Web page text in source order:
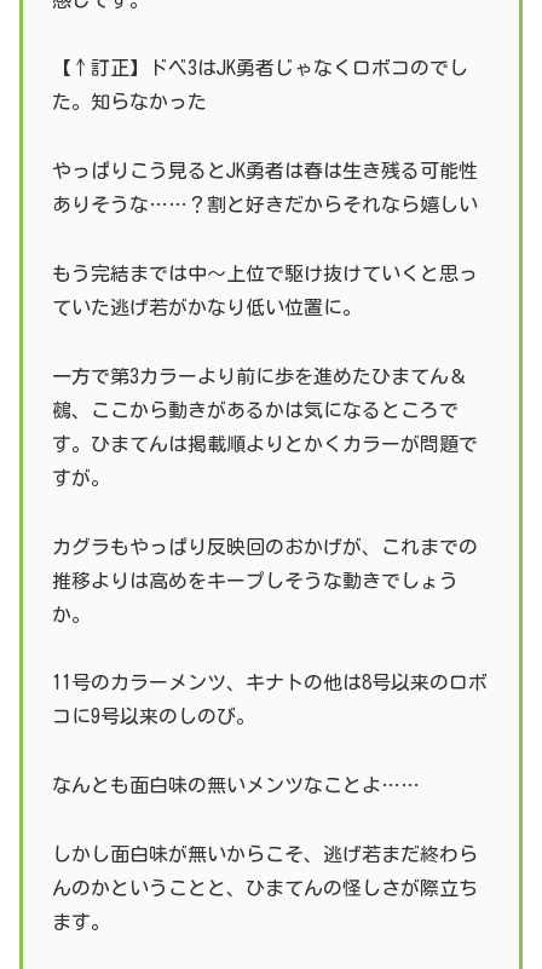
【↑訂正】ドベ3はJK勇者じゃなくロボコのでし
た。知らなかった
やっぱりこう見るとJK勇者は春は生き残る可能性
ありそうな……？割と好きだからそれなら嬉しい
もう完結までは中～上位で駆け抜けていくと思っ
ていた逃げ若がかなり低い位置に。
一方で第3カラーより前に歩を進めたひまてん＆
鵺、ここから動きがあるかは気になるところで
す。ひまてんは掲載順よりとかくカラーが問題で
すが。
カグラもやっぱり反映回のおかげが、これまでの
推移よりは高めをキープしそうな動きでしょう
か。
11号のカラーメンツ、キナトの他は8号以来のロボ
コに9号以来のしのび。
なんとも面白味の無いメンツなことよ……
しかし面白味が無いからこそ、逃げ若まだ終わら
んのかということと、ひまてんの怪しさが際立ち
ます。